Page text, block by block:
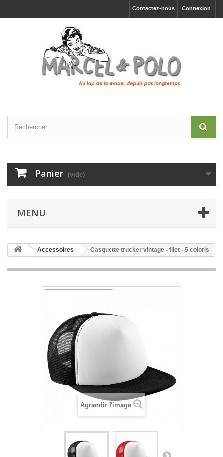
Connexion
Contactez-nous
Panier (vide)
MENU
Accessoires Casquette trucker vintage - filet - 5 coloris
Agrandir l'image